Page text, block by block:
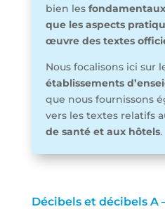
bien les
que les aspects
œuvre des textes
Nous focalisons ici sur
établissements
que nous fournissons
vers les textes relatifs
de santé et aux hôtels.
Décibels et décibels A